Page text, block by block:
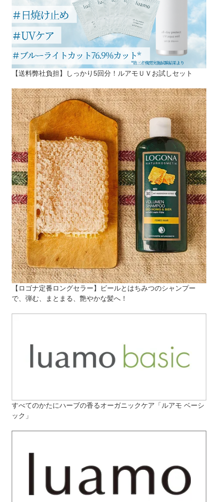
【送料弊社負担】しっかり5回分！ルアモＵＶお試しセット
【ロゴナ定番ロングセラー】ビールとはちみつのシャンプー
で、弾む、まとまる、艶やかな髪へ！
すべてのかたにハーブの香るオーガニックケア「ルアモ ベーシ
ック」